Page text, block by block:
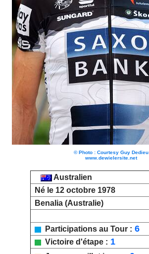
© Photo : Courtesy Guy Dedieu
www.dewielersite.net
Australien
Né le 12 octobre 1978
Benalia (Australie)
Participations au Tour : 6
Victoire d'étape : 1